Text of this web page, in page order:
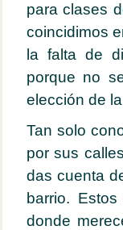
para clases
coincidimos
la falta de
porque no
elección de
Tan solo
por sus
das cuenta
barrio.
donde